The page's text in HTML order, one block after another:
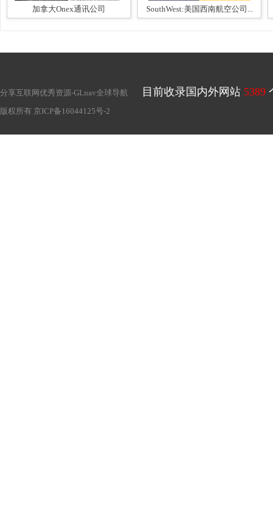
加拿大Onex通讯公司 SouthWest:美国西南航空公司...
分享互联网优秀资源-GLnav全球导航 目前收录国内外网站 5389
版权所有 京ICP备16044125号-2